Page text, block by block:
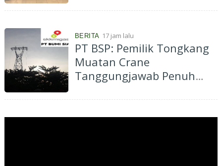
Cermin Membuat
BERITA 17 jam lalu
PT BSP: Pemilik Tongkang
Muatan Crane
Tanggungjawab Penuh